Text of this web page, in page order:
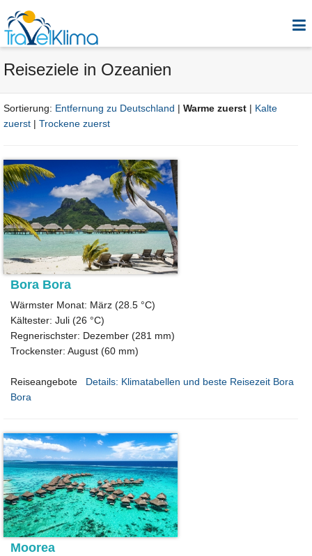
Reiseziele in Ozeanien
Sortierung: Entfernung zu Deutschland | Warme zuerst | Kalte
zuerst | Trockene zuerst
Bora Bora
Wärmster Monat: März (28.5 °C)
Kältester: Juli (26 °C)
Regnerischster: Dezember (281 mm)
Trockenster: August (60 mm)
Reiseangebote
Details: Klimatabellen und beste Reisezeit Bora
Bora
Moorea